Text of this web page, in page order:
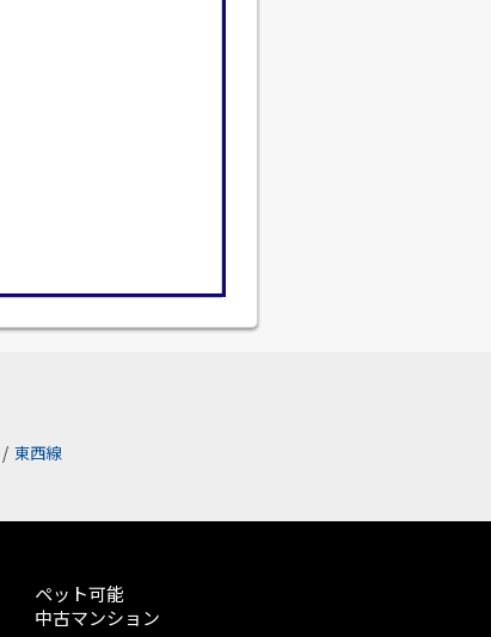
/ 東西線
ペット可能
中古マンション